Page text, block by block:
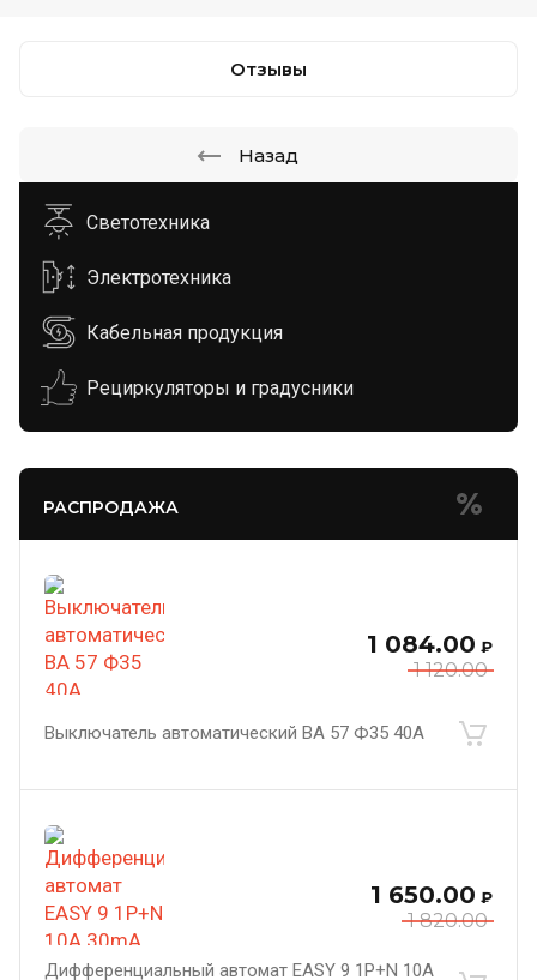
Светотехника
Электротехника
Кабельная продукция
Рециркуляторы и градусники
РАСПРОДАЖА
1 120.00
1 084.00 ₽
Выключатель автоматический ВА 57 Ф35 40А
1 820.00
1 650.00 ₽
Дифференциальный автомат EASY 9 1P+N 10A
Отзывы
Назад